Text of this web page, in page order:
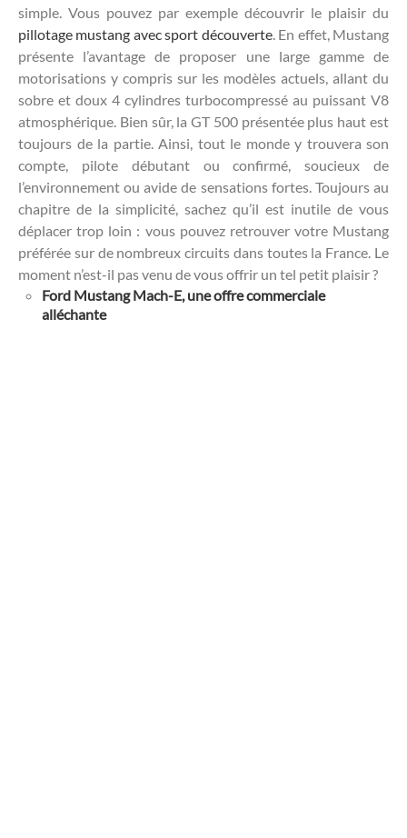
simple. Vous pouvez par exemple découvrir le plaisir du
pillotage mustang avec sport découverte. En effet, Mustang
présente l’avantage de proposer une large gamme de
motorisations y compris sur les modèles actuels, allant du
sobre et doux 4 cylindres turbocompressé au puissant V8
atmosphérique. Bien sûr, la GT 500 présentée plus haut est
toujours de la partie. Ainsi, tout le monde y trouvera son
compte, pilote débutant ou confirmé, soucieux de
l’environnement ou avide de sensations fortes. Toujours au
chapitre de la simplicité, sachez qu’il est inutile de vous
déplacer trop loin : vous pouvez retrouver votre Mustang
préférée sur de nombreux circuits dans toutes la France. Le
moment n’est-il pas venu de vous offrir un tel petit plaisir ?
Ford Mustang Mach-E, une offre commerciale
alléchante